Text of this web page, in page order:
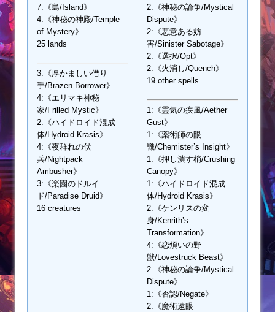
7:《島/Island》
4:《神秘の神殿/Temple
of Mystery》
25 lands
3:《厚かましい借り
手/Brazen Borrower》
4:《エリマキ神秘
家/Frilled Mystic》
2:《ハイドロイド混成
体/Hydroid Krasis》
4:《夜群れの伏
兵/Nightpack
Ambusher》
3:《楽園のドルイ
ド/Paradise Druid》
16 creatures
2:《神秘の論争/Mystical
Dispute》
2:《悪意ある妨
害/Sinister Sabotage》
2:《選択/Opt》
2:《火消し/Quench》
19 other spells
1:《霊気の疾風/Aether
Gust》
1:《薬術師の眼
識/Chemister’s Insight》
1:《押し潰す梢/Crushing
Canopy》
1:《ハイドロイド混成
体/Hydroid Krasis》
2:《ケンリスの変
身/Kenrith’s
Transformation》
4:《恋煩いの野
獣/Lovestruck Beast》
2:《神秘の論争/Mystical
Dispute》
1:《否認/Negate》
2:《魔術遠眼